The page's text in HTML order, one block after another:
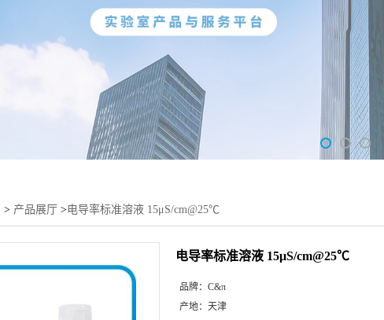
> 产品展厅 >电导率标准溶液 15μS/cm@25℃
电导率标准溶液 15μS/cm@25℃
品牌： C&π
产地： 天津